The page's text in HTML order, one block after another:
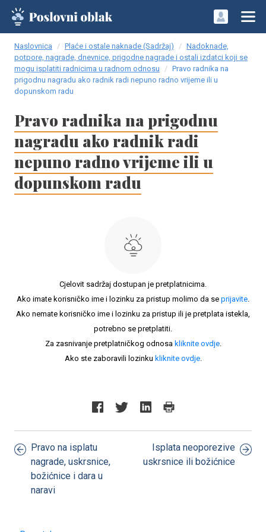
Naslovnica Plaće i ostale naknade (Sadržaj)
Nadoknade,
potpore, nagrade, dnevnice, prigodne nagrade i ostali izdatci koji se
mogu isplatiti radnicima u radnom odnosu
Pravo radnika na
prigodnu nagradu ako radnik radi nepuno radno vrijeme ili u
dopunskom radu
Pravo radnika na prigodnu
nagradu ako radnik radi
nepuno radno vrijeme ili u
dopunskom radu
Cjelovit sadržaj dostupan je pretplatnicima.
Ako imate korisničko ime i lozinku za pristup molimo da se prijavite.
Ako nemate korisničko ime i lozinku za pristup ili je pretplata istekla,
potrebno se pretplatiti.
Za zasnivanje pretplatničkog odnosa kliknite ovdje.
Ako ste zaboravili lozinku kliknite ovdje.
Pravo na isplatu
nagrade, uskrsnice,
božićnice i dara u
naravi
Isplata neoporezive
uskrsnice ili božićnice